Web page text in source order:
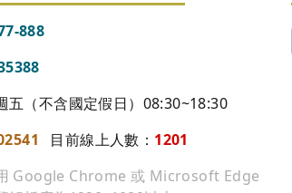
888
五（不含國定假日）08:30~18:30
目前線上人數： 1201
Google Chrome 或 Microsoft Edge
104